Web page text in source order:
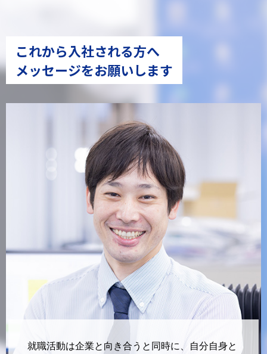
これから入社される方へ
メッセージをお願いします
就職活動は企業と向き合うと同時に、
自分自身と